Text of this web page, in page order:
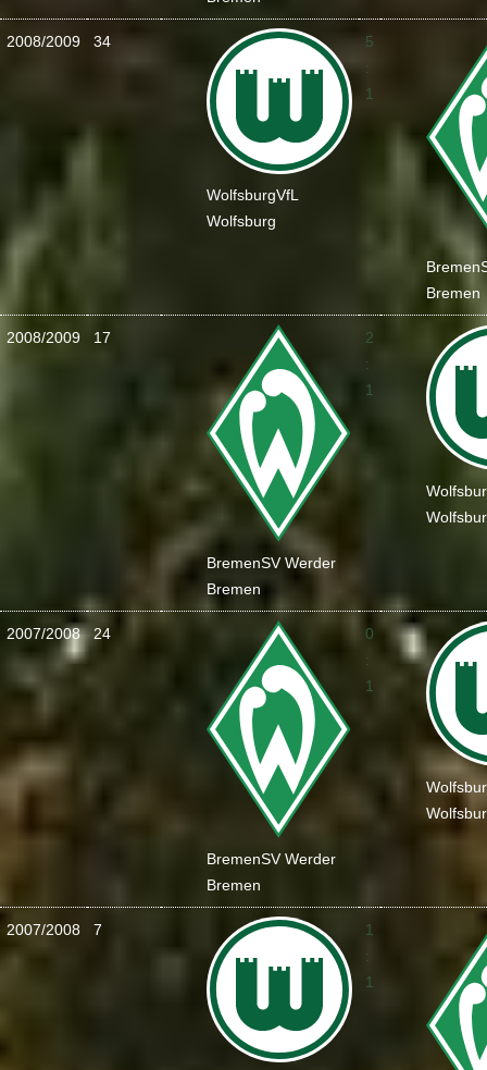
2008/2009 34
WolfsburgVfL
Wolfsburg
5
:
1
Bremen
Bremen
2008/2009 17
BremenSV Werder
Bremen
2
:
1
2007/2008 24
BremenSV Werder
Bremen
0
:
1
2007/2008 7
1
:
1